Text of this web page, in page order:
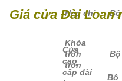
Nẹp chỉ Bộ
Khóa
tròn
trơn
Bộ
Giá cửa Đài Loan
Cửa
cao
cấp đài
Bộ